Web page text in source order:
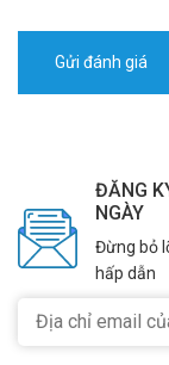
ĐĂNG
NGÀY
Đừng bỏ
hấp dẫn